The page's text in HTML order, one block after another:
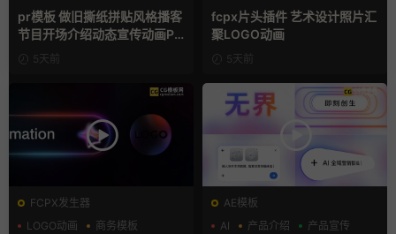
复古风
pr模板 做旧撕纸拼贴风格播客
节目开场介绍动态宣传动画PR
模版5天前
汇聚
fcpx片头插件 艺术设计照片汇
聚LOGO动画
5天前
FCPX发生器
LOGO动画
商务模板
AE模板
AI
产品介绍 产品宣传